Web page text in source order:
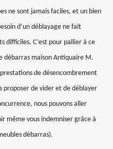
ne sont jamais faciles, et un bien
d’un déblayage ne fait
difficiles. C’est pour pallier à ce
débarras maison Antiquaire M.
prestations de désencombrement
proposer de vider et de déblayer
nous pouvons aller
même vous indemniser grâce à
débarras).